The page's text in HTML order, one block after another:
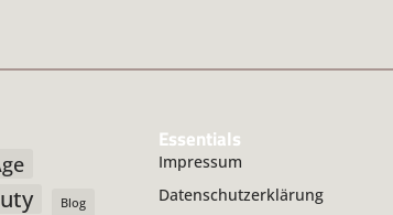
Blog
Essentials
Impressum
Datenschutzerklärung